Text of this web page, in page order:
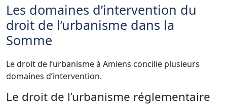
Les domaines d’intervention du
droit de l’urbanisme dans la
Somme
Le droit de l’urbanisme à Amiens concilie plusieurs
domaines d’intervention.
Le droit de l’urbanisme réglementaire